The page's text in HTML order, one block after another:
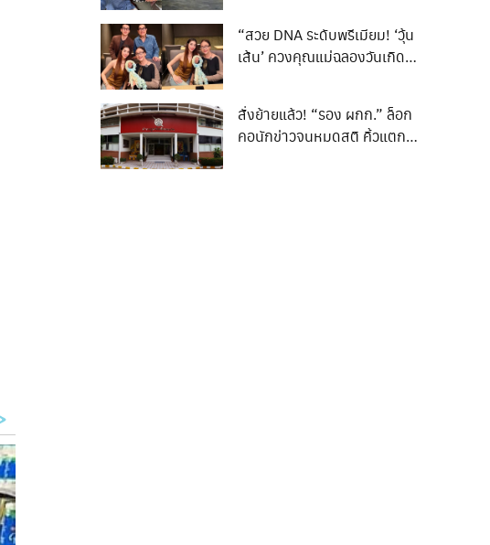
“สวย DNA ระดับพรีเมียม! ‘วุ้น
เส้น’ ควงคุณแม่ฉลองวันเกิดวัย
สั่งย้ายแล้ว! “รอง ผกก.” ล็อก
คอนักข่าวจนหมดสติ คิ้วแตก